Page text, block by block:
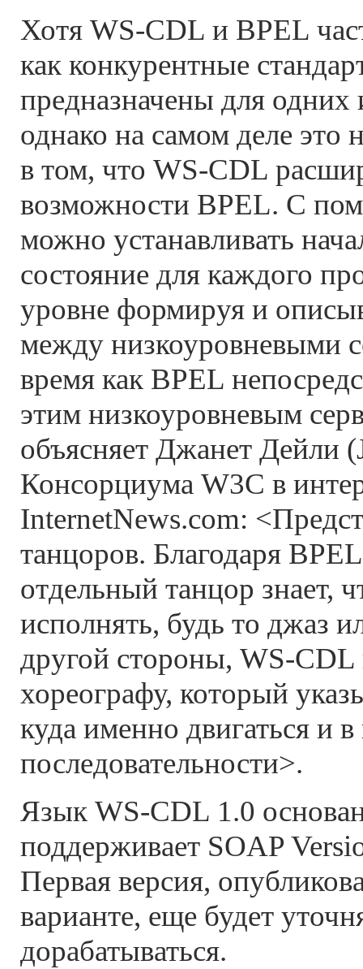
Хотя WS-CDL и BPEL
как конкурентные
предназначены для одних
однако на самом деле это
в том, что WS-CDL
возможности BPEL. С
можно устанавливать
состояние для каждого
уровне формируя и
между низкоуровневыми
время как BPEL
этим низкоуровневым
объясняет Джанет Дейли
Консорциума W3C в
InternetNews.com:
танцоров. Благодаря
отдельный танцор знает,
исполнять, будь то джаз
другой стороны, WS-CDL
хореографу, который
куда именно двигаться и в
последовательности>.
Язык WS-CDL 1.0
поддерживает SOAP
Первая версия,
варианте, еще будет
дорабатываться.